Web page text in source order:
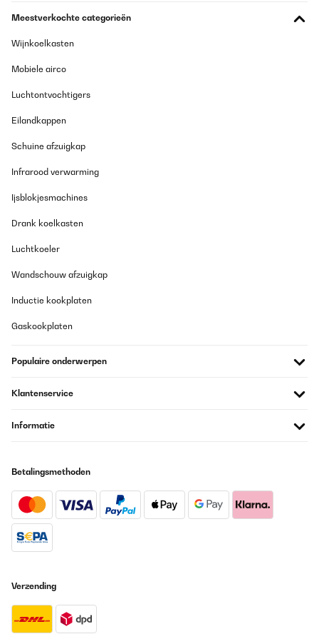
Amazon-Benutzer
Vertaal
Amazon-Benutzer
CD werden sehr gut abgespielt.
Amazon-Benutzer
Vertaal
mit ihm. Ich habe ihn für meinen Turm gebraucht, da mein CD
MP 3 Funktion (das hatte mein altes Gerät noch nicht) und man
Vertaal
Bien, reçu un peu plus tôt, GLS toujours un peu d’avance, merci.
télécommande fait bien son travail, le design est plutôt sympas,
passe bien avec mon matos, à voir dans le temps.
Meestverkochte categorieën
Wijnkoelkasten
Mobiele airco
Luchtontvochtigers
Eilandkappen
Schuine afzuigkap
Infrarood verwarming
Ijsblokjesmachines
Drank koelkasten
Luchtkoeler
Wandschouw afzuigkap
Inductie kookplaten
Gaskookplaten
Populaire onderwerpen
Klantenservice
Informatie
Betalingsmethoden
Verzending